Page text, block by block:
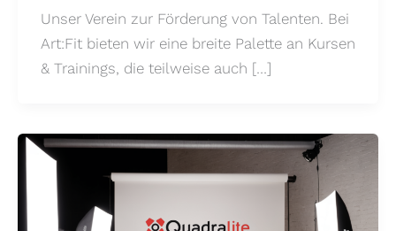
Unser Verein zur Förderung von Talenten. Bei
Art:Fit bieten wir eine breite Palette an Kursen
& Trainings, die teilweise auch […]